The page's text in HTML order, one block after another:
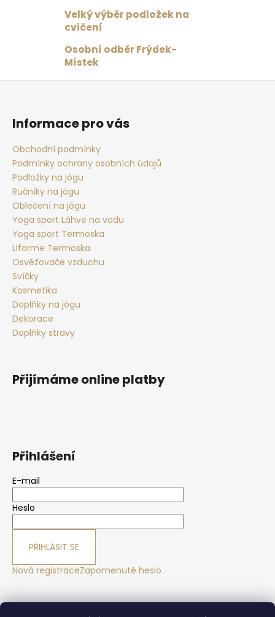
í
v
y
u
í
Velký výběr podložek na
cvičení
Osobní odběr Frýdek-
Místek
Informace pro vás
Obchodní podmínky
Podmínky ochrany osobních údajů
Podložky na jógu
Ručníky na jógu
Oblečení na jógu
Yoga sport Láhve na vodu
Yoga sport Termoska
Liforme Termoska
Osvěžovače vzduchu
Svíčky
Kosmetika
Doplňky na jógu
Dekorace
Doplňky stravy
Přijímáme online platby
Přihlášení
E-mail
Heslo
PŘIHLÁSIT SE
Nová registraceZapomenuté heslo